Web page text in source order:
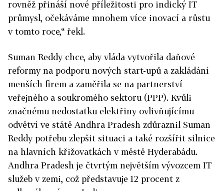
rovněž přináší nové příležitosti pro indický IT
průmysl, očekáváme mnohem více inovací a růstu
v tomto roce,“ řekl.
Suman Reddy chce, aby vláda vytvořila daňové
reformy na podporu nových start-upů a zakládání
menších firem a zaměřila se na partnerství
veřejného a soukromého sektoru (PPP). Kvůli
značnému nedostatku elektřiny ovlivňujícímu
odvětví ve státě Andhra Pradesh zdůraznil Suman
Reddy potřebu zlepšit situaci a také rozšířit silnice
na hlavních křižovatkách v městě Hyderabádu.
Andhra Pradesh je čtvrtým největším vývozcem IT
služeb v zemi, což představuje 12 procent z